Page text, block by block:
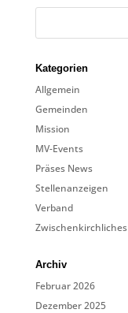
Kategorien
Allgemein
Gemeinden
Mission
MV-Events
Präses News
Stellenanzeigen
Verband
Zwischenkirchliches
Archiv
Februar 2026
Dezember 2025